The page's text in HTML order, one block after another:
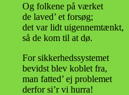
Og folkene på værket
de laved’ et forsøg;
det var lidt uigennemtænkt,
så de kom til at dø.
For sikkerhedssystemet
bevidst blev koblet fra,
man fatted’ ej problemet
derfor si’r vi hurra!